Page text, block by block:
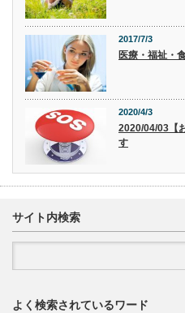
2017/7/3
医療・福祉・
2020/4/3
2020/04/03【
す
サイト内検索
よく検索されているワード